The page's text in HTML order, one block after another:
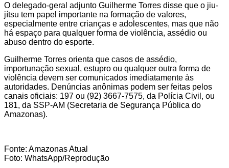
O delegado-geral adjunto Guilherme Torres disse que o jiu-
jítsu tem papel importante na formação de valores,
especialmente entre crianças e adolescentes, mas que não
há espaço para qualquer forma de violência, assédio ou
abuso dentro do esporte.
Guilherme Torres orienta que casos de assédio,
importunação sexual, estupro ou qualquer outra forma de
violência devem ser comunicados imediatamente às
autoridades. Denúncias anônimas podem ser feitas pelos
canais oficiais: 197 ou (92) 3667-7575, da Polícia Civil, ou
181, da SSP-AM (Secretaria de Segurança Pública do
Amazonas).
Fonte: Amazonas Atual
Foto: WhatsApp/Reprodução